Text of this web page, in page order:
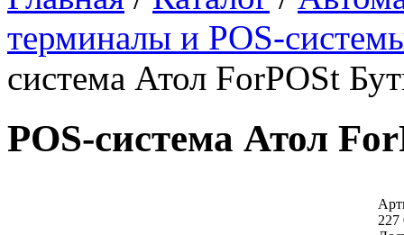
терминалы и POS-
система Атол ForPOSt
POS-система Атол
227